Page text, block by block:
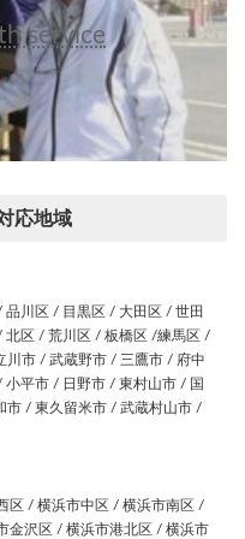
service
応地域
川区 / 目黒区 / 大田区 / 世田
区 / 荒川区 / 板橋区 /練馬区 /
川市 / 武蔵野市 / 三鷹市 / 府中
平市 / 日野市 / 東村山市 / 国
市 / 東久留米市 / 武蔵村山市 /
区 / 横浜市中区 / 横浜市南区 /
金沢区 / 横浜市港北区 / 横浜市